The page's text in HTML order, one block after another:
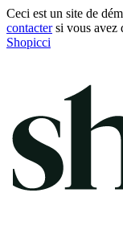
Ceci est un site de
contactersi vous avez
Shopicci